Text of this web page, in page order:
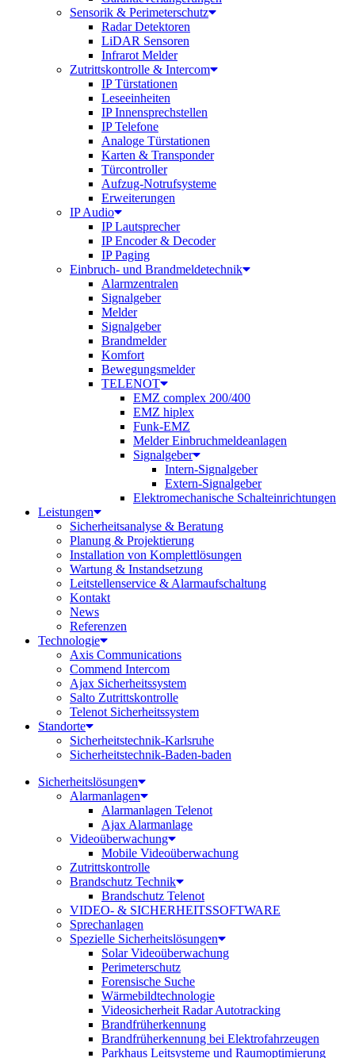
Sensorik & Perimeterschutz
Radar Detektoren
LiDAR Sensoren
Infrarot Melder
Zutrittskontrolle & Intercom
IP Türstationen
Leseeinheiten
IP Innensprechstellen
IP Telefone
Analoge Türstationen
Karten & Transponder
Türcontroller
Aufzug-Notrufsysteme
Erweiterungen
IP Audio
IP Lautsprecher
IP Encoder & Decoder
IP Paging
Einbruch- und Brandmeldetechnik
Alarmzentralen
Signalgeber
Melder
Signalgeber
Brandmelder
Komfort
Bewegungsmelder
TELENOT
EMZ complex 200/400
EMZ hiplex
Funk-EMZ
Melder Einbruchmeldeanlagen
Signalgeber
Intern-Signalgeber
Extern-Signalgeber
Elektromechanische Schalteinrichtungen
Leistungen
Sicherheitsanalyse & Beratung
Planung & Projektierung​
Installation von Komplettlösungen
Wartung & Instandsetzung
Leitstellenservice & Alarmaufschaltung
Kontakt
News
Referenzen
Technologie
Axis Communications
Commend Intercom
Ajax Sicherheitssystem​
Salto Zutrittskontrolle
Telenot Sicherheitssystem
Standorte
Sicherheitstechnik-Karlsruhe
Sicherheitstechnik-Baden-baden
Sicherheitslösungen
Alarmanlagen
Alarmanlagen Telenot
Ajax Alarmanlage
Videoüberwachung
Mobile Videoüberwachung
Zutrittskontrolle
Brandschutz Technik
Brandschutz Telenot
VIDEO- & SICHERHEITSSOFTWARE
Sprechanlagen
Spezielle Sicherheitslösungen
Solar Videoüberwachung
Perimeterschutz
Forensische Suche
Wärmebildtechnologie
Videosicherheit Radar Autotracking​
Brandfrüherkennung
Brandfrüherkennung bei Elektrofahrzeugen
Parkhaus Leitsysteme und Raumoptimierung